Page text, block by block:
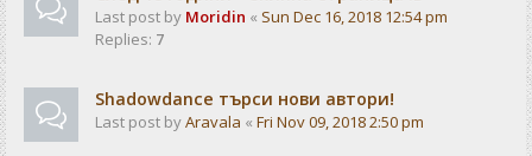
Last post by Moridin « Sun Dec 16, 2018 12:54 pm
Replies: 7
Shadowdance търси нови автори!
Last post byAravala « Fri Nov 09, 2018 2:50 pm